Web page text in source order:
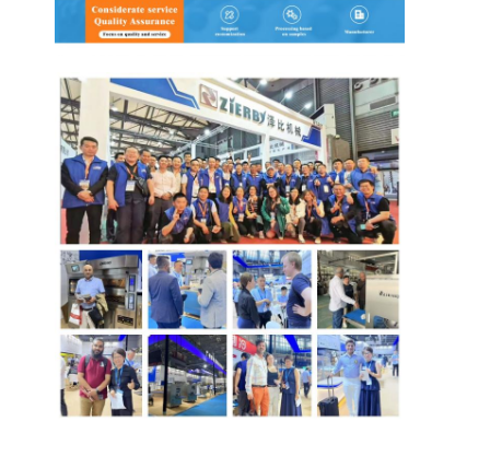
ตู้แช่จอแสดงผลเชิงพาณิชย์
เครื่องเย็นบนโต๊ะทํางาน
บลาสท์ชิลเลอร์
เครื่องทำน้ำแข็ง
ตู้โชว์เบเกอรี่